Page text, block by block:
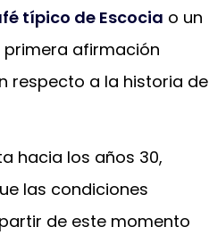
típico de Escocia o un
primera afirmación
respecto a la historia de
hacia los años 30,
las condiciones
de este momento